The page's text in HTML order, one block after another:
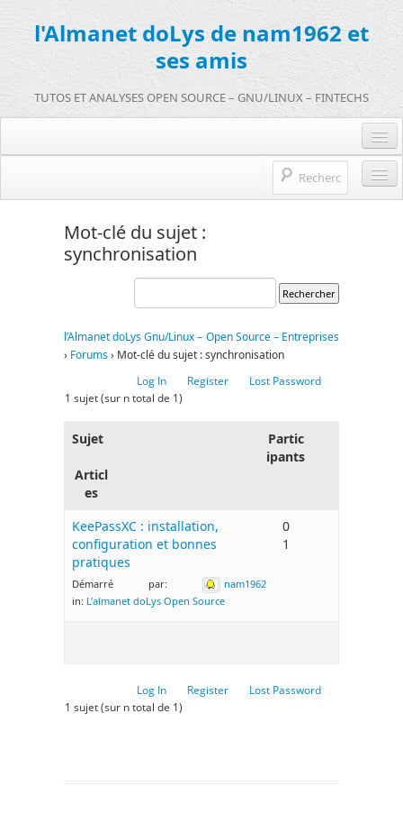
l'Almanet doLys de nam1962 et
ses amis
TUTOS ET ANALYSES OPEN SOURCE – GNU/LINUX – FINTECHS
Je m’inscris sur doLys !
Une question ? Hop !
Open source et entreprises
Mot-clé du sujet :
synchronisation
l’Almanet doLys Gnu/Linux – Open Source – Entreprises
› Forums› Mot-clé du sujet : synchronisation
Log In
Register
Lost Password
1 sujet (sur n total de 1)
Sujet
Partic
ipants
Articl
es
KeePassXC : installation,
configuration et bonnes
pratiques
Démarré par:
nam1962
in: L’almanet doLys Open Source
0
1
Log In Register
Lost Password
1 sujet (sur n total de 1)